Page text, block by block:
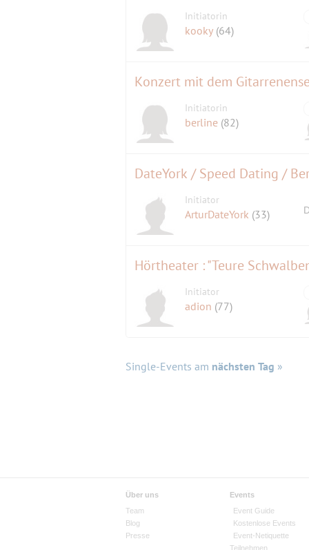
Initiatorin
kooky (64)
Konzert mit dem
Initiatorin
berline (82)
DateYork / Speed Dating /
Initiator
ArturDateYork (33)
Hörtheater : "Teure
Initiator
adion (77)
Single-Events am nächsten Tag »
Über uns
Team
Blog
Presse
Events
Event Guide
Kostenlose Events
Event-Netiquette
Teilnehmen